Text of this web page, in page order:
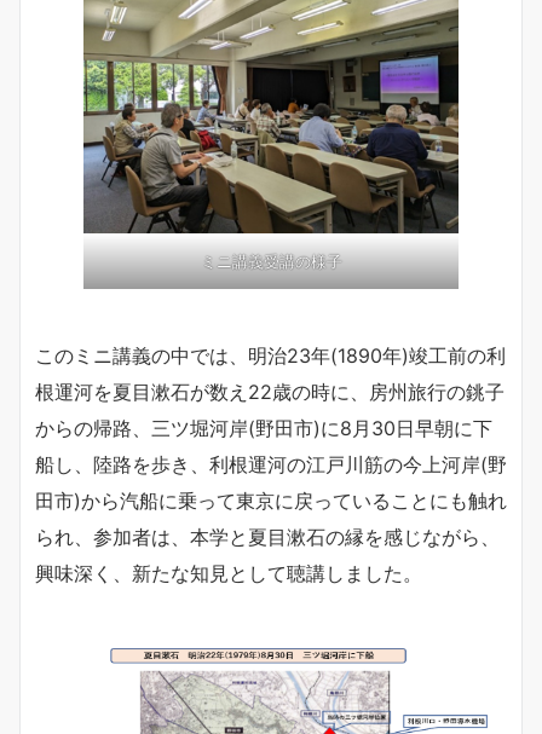
ミニ講義受講の様子
このミニ講義の中では、明治23年(1890年)竣工前の利
根運河を夏目漱石が数え22歳の時に、房州旅行の銚子
からの帰路、三ツ堀河岸(野田市)に8月30日早朝に下
船し、陸路を歩き、利根運河の江戸川筋の今上河岸(野
田市)から汽船に乗って東京に戻っていることにも触れ
られ、参加者は、本学と夏目漱石の縁を感じながら、
興味深く、新たな知見として聴講しました。